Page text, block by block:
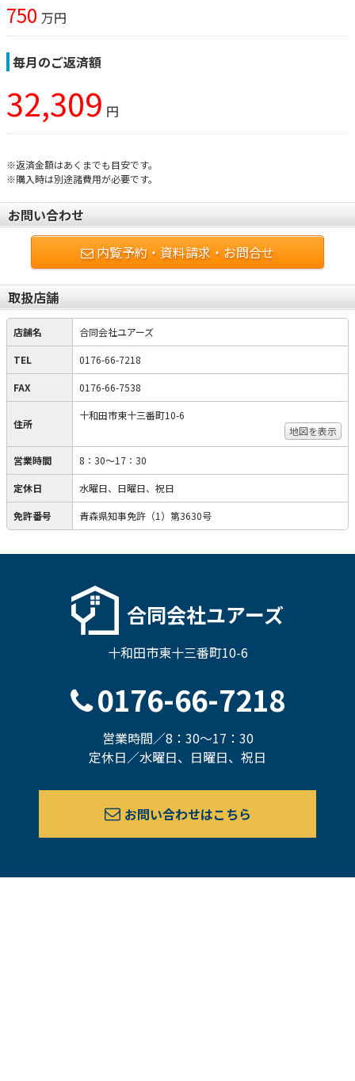
750 万円
毎月のご返済額
32,309 円
※返済金額はあくまでも目安です。
※購入時は別途諸費用が必要です。
お問い合わせ
内覧予約・資料請求・お問合せ
取扱店舗
店舗名 合同会社ユアーズ
TEL 0176-66-7218
FAX 0176-66-7538
住所
十和田市東十三番町10-6
地図を表示
営業時間 8：30～17：30
定休日 水曜日、日曜日、祝日
免許番号 青森県知事免許（1）第3630号
合同会社ユアーズ
十和田市東十三番町10-6
0176-66-7218
営業時間／8：30～17：30
定休日／水曜日、日曜日、祝日
お問い合わせはこちら